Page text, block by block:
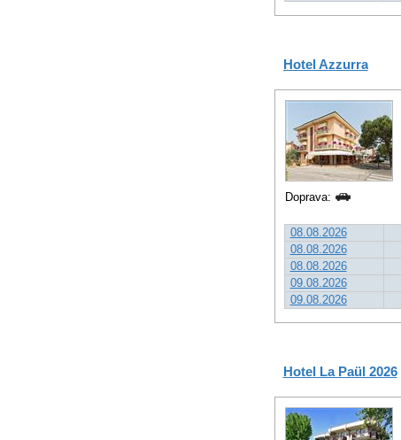
Hotel Azzurra
Doprava:
08.08.2026
08.08.2026
08.08.2026
09.08.2026
09.08.2026
Hotel La Paül 2026